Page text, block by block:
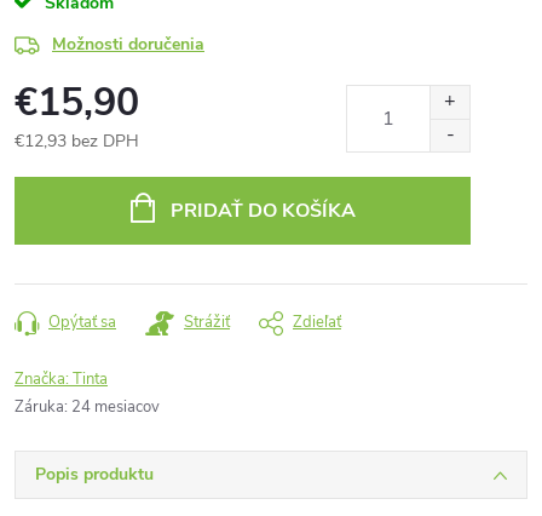
Možnosti doručenia
€15,90
€12,93 bez DPH
PRIDAŤ DO KOŠÍKA
Opýtať sa Strážiť Zdieľať
Značka:Tinta
Záruka: 24 mesiacov
Popis produktu